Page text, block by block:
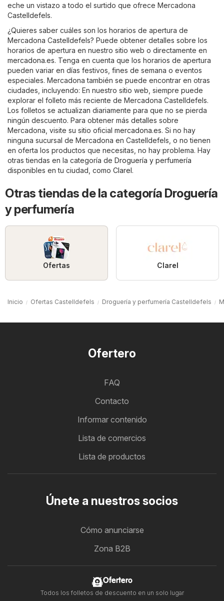
eche un vistazo a todo el surtido que ofrece Mercadona
Castelldefels.
¿Quieres saber cuáles son los horarios de apertura de
Mercadona Castelldefels? Puede obtener detalles sobre los
horarios de apertura en nuestro sitio web o directamente en
mercadona.es. Tenga en cuenta que los horarios de apertura
pueden variar en días festivos, fines de semana o eventos
especiales. Mercadona también se puede encontrar en otras
ciudades, incluyendo: En nuestro sitio web, siempre puede
explorar el folleto más reciente de Mercadona Castelldefels.
Los folletos se actualizan diariamente para que no se pierda
ningún descuento. Para obtener más detalles sobre
Mercadona, visite su sitio oficial mercadona.es. Si no hay
ninguna sucursal de Mercadona en Castelldefels, o no tienen
en oferta los productos que necesitas, no hay problema. Hay
otras tiendas en la categoría de Droguería y perfumería
disponibles en tu ciudad, como Clarel.
Otras tiendas de la categoría Droguería
y perfumería
Ofertas Clarel
Inicio Ofertas Castelldefels Droguería y perfumería Castelldefels
Ofertero
FAQ
Contacto
Informar contenido
Lista de comercios
Lista de productos
Únete a nuestros socios
Cómo anunciarse
Zona B2B
Ofertero
Todos los folletos de descuento en un solo lugar